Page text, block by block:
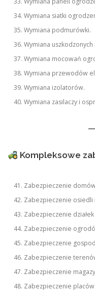
Wymiana siatki
Wymiana podmurówki.
Wymiana
Wymiana mocowań
Wymiana przewodów
Wymiana izolatorów.
Wymiana zasilaczy i
Kompleksowe
Zabezpieczenie
Zabezpieczenie osiedli
Zabezpieczenie
Zabezpieczenie
Zabezpieczenie
Zabezpieczenie
Zabezpieczenie
Zabezpieczenie